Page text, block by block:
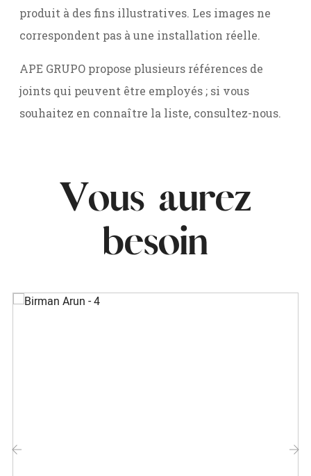
produit à des fins illustratives. Les images ne
correspondent pas à une installation réelle.
APE GRUPO propose plusieurs références de
joints qui peuvent être employés ; si vous
souhaitez en connaître la liste, consultez-nous.
Vous aurez
besoin